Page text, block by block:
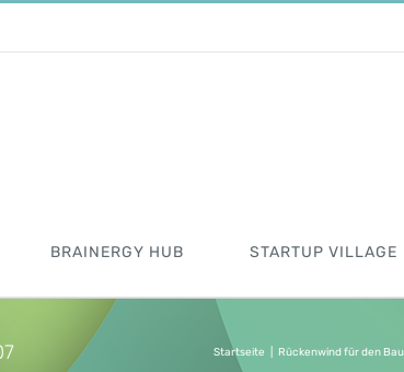
BRAINERGY HUB STARTUP VILLAGE
Startseite Rückenwind für den